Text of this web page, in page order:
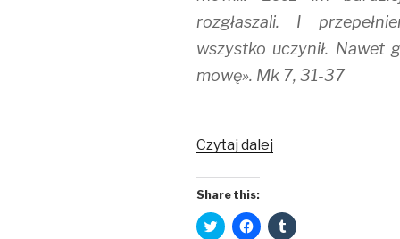
rozgłaszali. I
wszystko uczynił. Nawet
mowę». Mk 7, 31-37
Czytaj dalej
Share this:
C
l
C
l
C
l